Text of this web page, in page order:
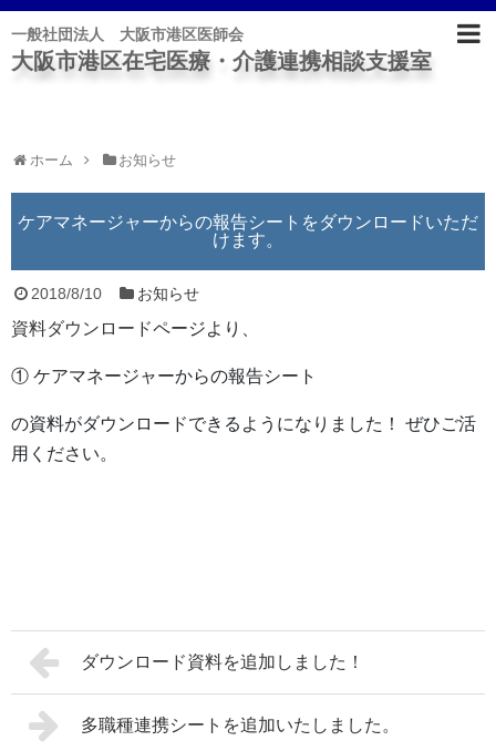
一般社団法人 大阪市港区医師会
大阪市港区在宅医療・介護連携相談支援室
ホーム お知らせ
ケアマネージャーからの報告シートをダウンロードいただ
けます。
2018/8/10 お知らせ
資料ダウンロードページより、
① ケアマネージャーからの報告シート
の資料がダウンロードできるようになりました！
ぜひご活
用ください。
ダウンロード資料を追加しました！
多職種連携シートを追加いたしました。
資料
新着情報